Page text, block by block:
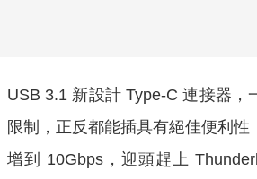
USB 3.1 新設計 Type-C 連接器，
限制，正反都能插具有絕佳便利
增到 10Gbps，迎頭趕上